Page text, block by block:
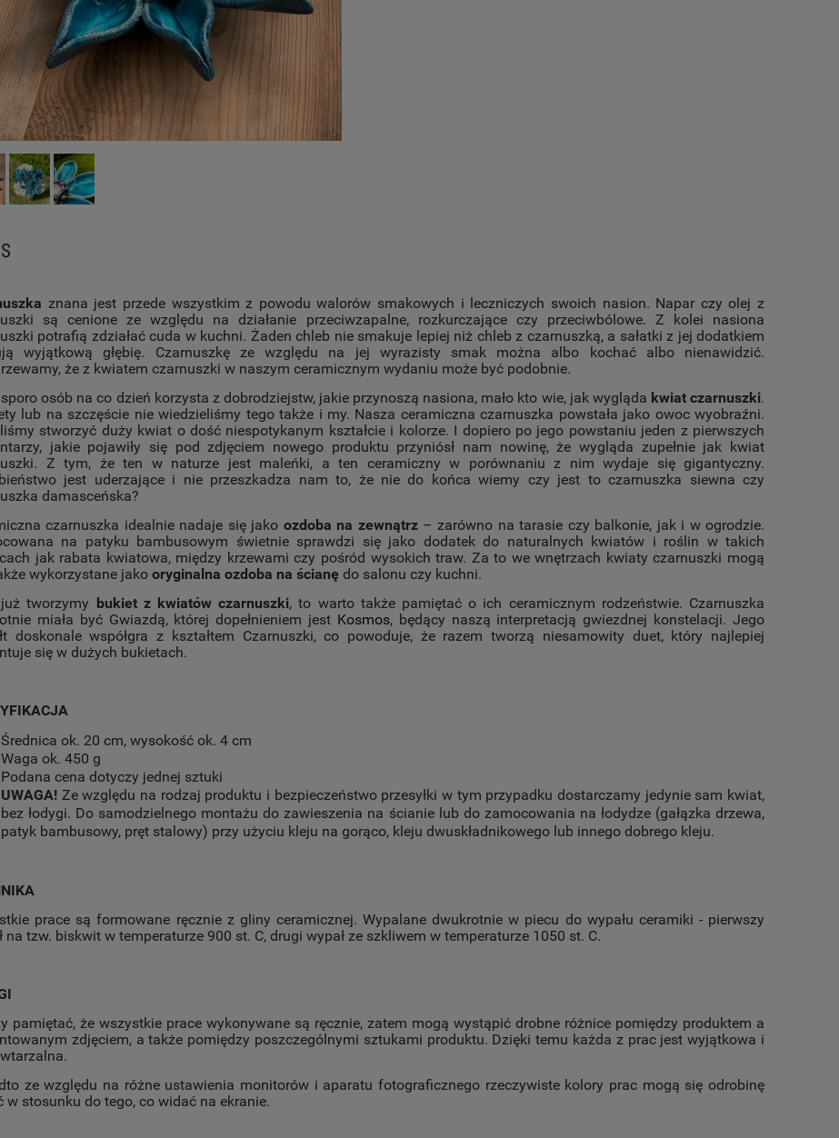
znana jest przede wszystkim z powodu walorów smakowych i leczniczych swoich nasion. Napar czy olej z
są cenione ze względu na działanie przeciwzapalne, rozkurczające czy przeciwbólowe. Z kolei nasiona
potrafią zdziałać cuda w kuchni. Żaden chleb nie smakuje lepiej niż chleb z czarnuszką, a sałatki z jej dodatkiem
wyjątkową głębię. Czarnuszkę ze względu na jej wyrazisty smak można albo kochać albo nienawidzić.
że z kwiatem czarnuszki w naszym ceramicznym wydaniu może być podobnie.
osób na co dzień korzysta z dobrodziejstw, jakie przynoszą nasiona, mało kto wie, jak wygląda kwiat czarnuszki.
lub na szczęście nie wiedzieliśmy tego także i my. Nasza ceramiczna czarnuszka powstała jako owoc wyobraźni.
stworzyć duży kwiat o dość niespotykanym kształcie i kolorze. I dopiero po jego powstaniu jeden z pierwszych
jakie pojawiły się pod zdjęciem nowego produktu przyniósł nam nowinę, że wygląda zupełnie jak kwiat
Z tym, że ten w naturze jest maleńki, a ten ceramiczny w porównaniu z nim wydaje się gigantyczny.
jest uderzające i nie przeszkadza nam to, że nie do końca wiemy czy jest to czarnuszka siewna czy
damasceńska?
czarnuszka idealnie nadaje się jako ozdoba na zewnątrz– zarówno na tarasie czy balkonie, jak i w ogrodzie.
na patyku bambusowym świetnie sprawdzi się jako dodatek do naturalnych kwiatów i roślin w takich
jak rabata kwiatowa, między krzewami czy pośród wysokich traw. Za to we wnętrzach kwiaty czarnuszki mogą
wykorzystane jako oryginalna ozdoba na ścianę do salonu czy kuchni.
tworzymy
bukiet z kwiatów czarnuszki, to warto także pamiętać o ich ceramicznym rodzeństwie. Czarnuszka
miała być Gwiazdą, której dopełnieniem jest Kosmos, będący naszą interpretacją gwiezdnej konstelacji. Jego
doskonale współgra z kształtem Czarnuszki, co powoduje, że razem tworzą niesamowity duet, który najlepiej
się w dużych bukietach.
Średnica ok. 20 cm, wysokość ok. 4 cm
Waga ok. 450 g
Podana cena dotyczy jednej sztuki
UWAGA! Ze względu na rodzaj produktu i bezpieczeństwo przesyłki w tym przypadku dostarczamy jedynie sam kwiat,
bez łodygi. Do samodzielnego montażu do zawieszenia na ścianie lub do zamocowania na łodydze (gałązka drzewa,
patyk bambusowy, pręt stalowy) przy użyciu kleju na gorąco, kleju dwuskładnikowego lub innego dobrego kleju.
prace są formowane ręcznie z gliny ceramicznej. Wypalane dwukrotnie w piecu do wypału ceramiki - pierwszy
na tzw. biskwit w temperaturze 900 st. C, drugi wypał ze szkliwem w temperaturze 1050 st. C.
pamiętać, że wszystkie prace wykonywane są ręcznie, zatem mogą wystąpić drobne różnice pomiędzy produktem a
zdjęciem, a także pomiędzy poszczególnymi sztukami produktu. Dzięki temu każda z prac jest wyjątkowa i
ze względu na różne ustawienia monitorów i aparatu fotograficznego rzeczywiste kolory prac mogą się odrobinę
w stosunku do tego, co widać na ekranie.